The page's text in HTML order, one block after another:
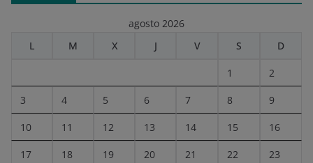
agosto 2026
L
M X J V S D
1 2
3 4 5 6 7 8 9
10 11 12 13 14 15 16
17 18 19 20 21 22 23